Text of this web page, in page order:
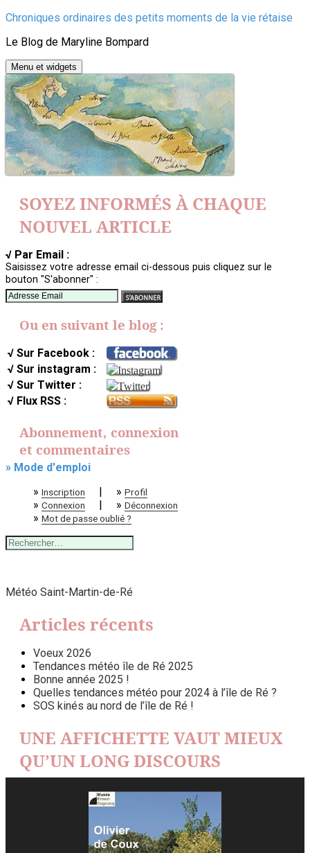
Aller
contenu
Chroniques ordinaires des petits moments de la vie rétaise
Le Blog de Maryline Bompard
Menu et widgets
SOYEZ INFORMÉS À CHAQUE
NOUVEL ARTICLE
√ Par Email :
Saisissez votre adresse email ci-dessous puis cliquez sur le
bouton "S'abonner" :
Ou en suivant le blog :
√ Sur Facebook :
√ Sur instagram :
√ Sur Twitter :
√ Flux RSS :
Abonnement, connexion
et commentaires
» Mode d'emploi
» Inscription | » Profil
» Connexion | » Déconnexion
» Mot de passe oublié ?
Rechercher :
Météo Saint-Martin-de-Ré
Articles récents
Voeux 2026
Tendances météo île de Ré 2025
Bonne année 2025 !
Quelles tendances météo pour 2024 à l’île de Ré ?
SOS kinés au nord de l’île de Ré !
UNE AFFICHETTE VAUT MIEUX
QU’UN LONG DISCOURS